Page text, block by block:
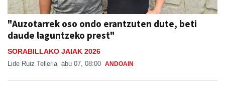
"Auzotarrek oso ondo erantzuten dute, beti
daude laguntzeko prest"
SORABILLAKO JAIAK 2026
Lide Ruiz Telleria abu 07, 08:00 ANDOAIN